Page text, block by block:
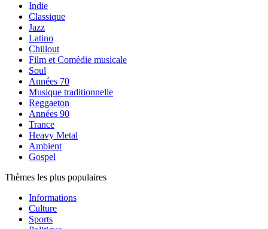
Indie
Classique
Jazz
Latino
Chillout
Film et Comédie musicale
Soul
Années 70
Musique traditionnelle
Reggaeton
Années 90
Trance
Heavy Metal
Ambient
Gospel
Thèmes les plus populaires
Informations
Culture
Sports